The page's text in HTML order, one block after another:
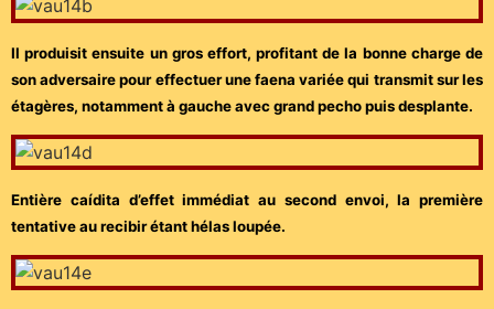
Il produisit ensuite un gros effort, profitant de la bonne charge de
son adversaire pour effectuer une faena variée qui transmit sur les
étagères, notamment à gauche avec grand pecho puis desplante.
Entière caídita d’effet immédiat au second envoi, la première
tentative au recibir étant hélas loupée.